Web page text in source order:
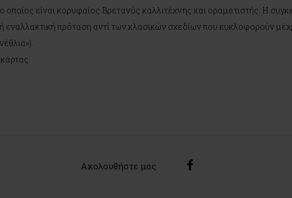
είναι κορυφαίος Βρετανός καλλιτέχνης και οραματιστής. Η
εναλλακτική πρόταση αντί των κλασικών σχεδίων που κυκλοφορούν
Ακολουθήστε μας